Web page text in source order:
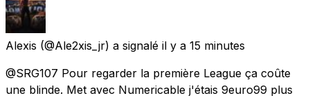
Alexis (@Ale2xis_jr) a signalé il y a 15 minutes
@SRG107 Pour regarder la première League ça coûte
une blinde. Met avec Numericable j'étais 9euro99 plus